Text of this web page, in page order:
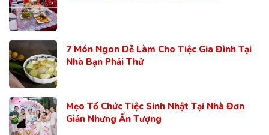
7 Món Ngon Dễ Làm Cho Tiệc Gia Đình Tại
Nhà Bạn Phải Thử
Mẹo Tổ Chức Tiệc Sinh Nhật Tại Nhà Đơn
Giản Nhưng Ấn Tượng